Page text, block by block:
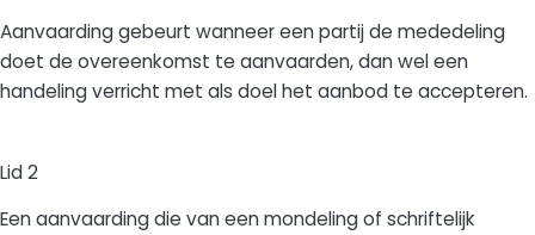
Aanvaarding gebeurt wanneer een partij de mededeling
doet de overeenkomst te aanvaarden, dan wel een
handeling verricht met als doel het aanbod te accepteren.
Lid 2
Een aanvaarding die van een mondeling of schriftelijk